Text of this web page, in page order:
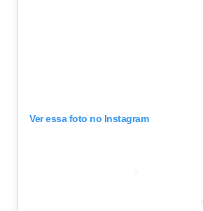
Ver essa foto no Instagram